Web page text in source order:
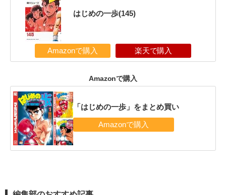
はじめの一歩(145)
Amazonで購入 楽天で購入
Amazonで購入
「はじめの一歩」をまとめ買い